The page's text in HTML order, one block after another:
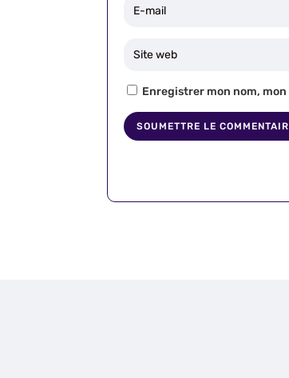
Enregistrer mon nom,
SOUMETTRE LE